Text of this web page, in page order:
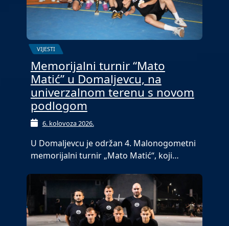
VIJESTI
Memorijalni turnir “Mato
Matić” u Domaljevcu, na
univerzalnom terenu s novom
podlogom
6. kolovoza 2026.
U Domaljevcu je održan 4. Malonogometni
memorijalni turnir „Mato Matić“, koji…